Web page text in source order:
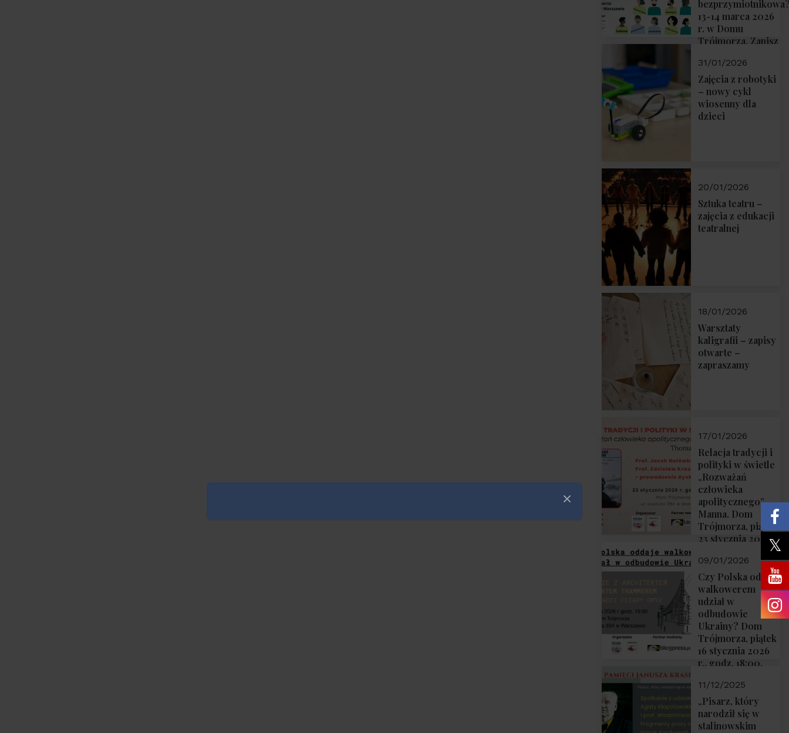
13-14 marca 2026
r. w Domu
Trójmorza. Zapisz
31/01/2026
Zajęcia z robotyki
– nowy cykl
wiosenny dla
dzieci
20/01/2026
Sztuka teatru –
zajęcia z edukacji
teatralnej
18/01/2026
Warsztaty
kaligrafii – zapisy
otwarte –
zapraszamy
17/01/2026
Relacja tradycji i
polityki w świetle
„Rozważań
człowieka
apolitycznego”
Manna. Dom
Trójmorza, piątek
23 stycznia 2026
Zapraszamy!
09/01/2026
Czy Polska oddaje
walkowerem
udział w
odbudowie
Ukrainy? Dom
Trójmorza, piątek
16 stycznia 2026
r., godz. 18:00.
11/12/2025
„Pisarz, który
narodził się w
stalinowskim
Zamknij